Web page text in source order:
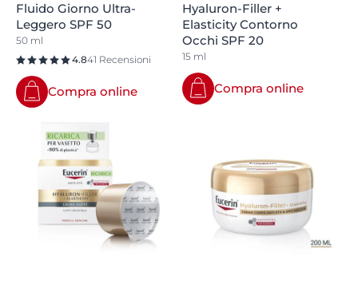
Fluido Giorno Ultra-
Leggero SPF 50
50 ml
4.841 Recensioni
Compra online
Hyaluron-Filler +
Elasticity Contorno
Occhi SPF 20
15 ml
Compra online